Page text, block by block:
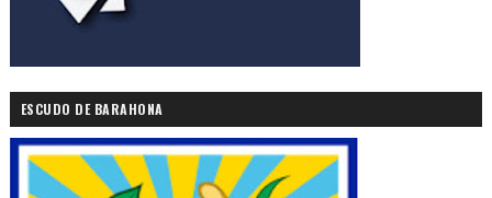
ESCUDO DE BARAHONA